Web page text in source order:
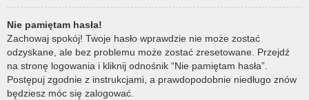
Nie pamiętam hasła!
Zachowaj spokój! Twoje hasło wprawdzie nie może zostać
odzyskane, ale bez problemu może zostać zresetowane. Przejdź
na stronę logowania i kliknij odnośnik “Nie pamiętam hasła”.
Postępuj zgodnie z instrukcjami, a prawdopodobnie niedługo znów
będziesz móc się zalogować.